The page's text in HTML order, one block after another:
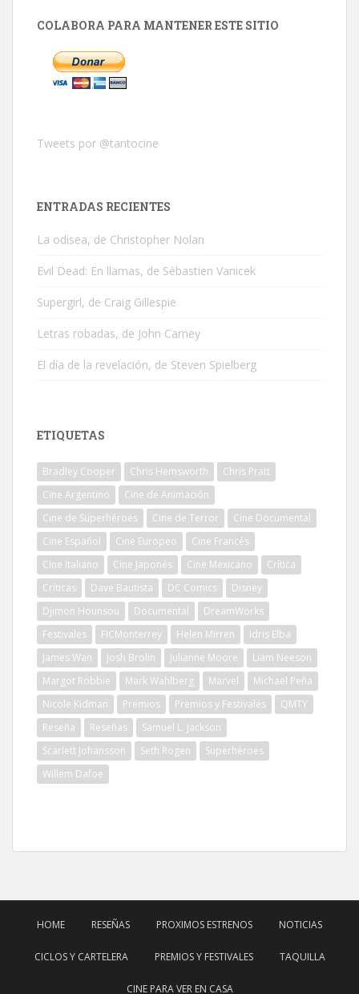
COLABORA PARA MANTENER ESTE SITIO
Tweets por @tantocine
ENTRADAS RECIENTES
La odisea, de Christopher Nolan
Evil Dead: En llamas, de Sébastien Vanicek
Supergirl, de Craig Gillespie
Letras robadas, de John Carney
El día de la revelación, de Steven Spielberg
ETIQUETAS
Bradley Cooper Chris Hemsworth
Chris Pratt
Cine Argentino
Cine de Animación
Cine de Superhéroes
Cine de Terror
Cine Documental
Cine Español
Cine Europeo
Cine Francés
Cine Italiano
Cine Japonés Cine Mexicano
Crítica
Críticas
Dave Bautista DC Comics
Disney
Djimon Hounsou
Documental
DreamWorks
Festivales
FICMonterrey Helen Mirren
Idris Elba
James Wan
Josh Brolin Julianne Moore
Liam Neeson
Margot Robbie
Mark Wahlberg Marvel
Michael Peña
Nicole Kidman
Premios Premios y Festivales
QMTY
Reseña
Reseñas
Samuel L. Jackson
Scarlett Johansson
Seth Rogen
Superhéroes
Willem Dafoe
HOME RESEÑAS PROXIMOS ESTRENOS NOTICIAS
CICLOS Y CARTELERA PREMIOS Y FESTIVALES TAQUILLA
CINE PARA VER EN CASA